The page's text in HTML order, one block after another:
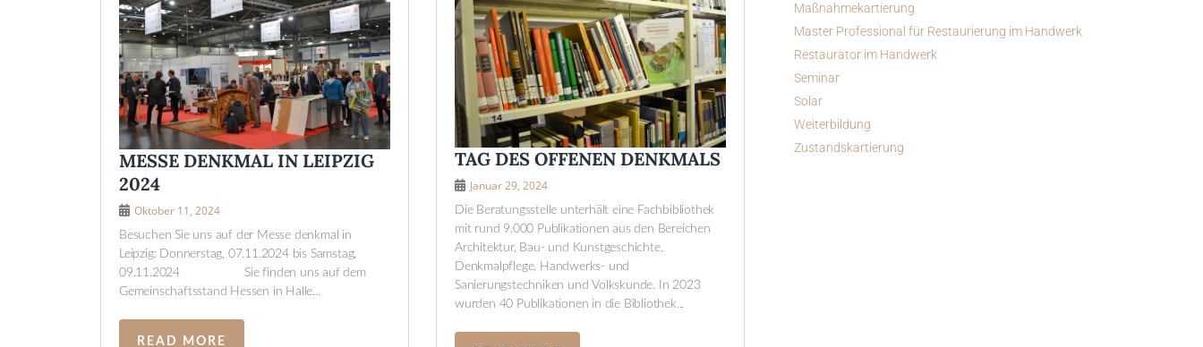
MESSE DENKMAL IN LEIPZIG
2024
Oktober 11, 2024
Besuchen Sie uns auf der Messe denkmal in
Leipzig: Donnerstag, 07.11.2024 bis Samstag,
09.11.2024 Sie finden uns auf dem
Gemeinschaftsstand Hessen in Halle...
READ MORE
TAG DES OFFENEN DENKMALS
Januar 29, 2024
Die Beratungsstelle unterhält eine Fachbibliothek
mit rund 9.000 Publikationen aus den Bereichen
Architektur, Bau- und Kunstgeschichte,
Denkmalpflege, Handwerks- und
Sanierungstechniken und Volkskunde. In 2023
wurden 40 Publikationen in die Bibliothek...
Maßnahmekartierung
Master Professional für Restaurierung im Handwerk
Restaurator im Handwerk
Seminar
Solar
Weiterbildung
Zustandskartierung